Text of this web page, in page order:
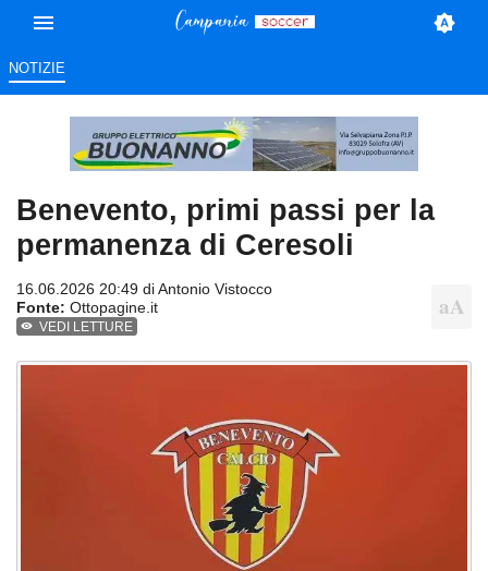
NOTIZIE
Benevento, primi passi per la
permanenza di Ceresoli
16.06.2026 20:49 diAntonio Vistocco
Fonte: Ottopagine.it
VEDI LETTURE